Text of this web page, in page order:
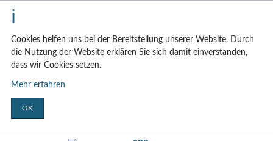
Cookies helfen uns bei der Bereitstellung unserer Website. Durch
die Nutzung der Website erklären Sie sich damit einverstanden,
dass wir Cookies setzen.
Mehr erfahren
OK